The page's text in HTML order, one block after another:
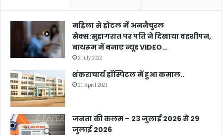
महिला से होटल में अननैचुरल
सेक्स:सुहागरात पर पति ने दिखाया वहशीपन,
बाथरूम में बनाए न्यूड VIDEO…
2 July 2022
शंकराचार्य हॉस्पिटल में हुआ कमाल..
21 April 2021
जनता की कलम – 23 जुलाई 2026 से 29
जुलाई 2026